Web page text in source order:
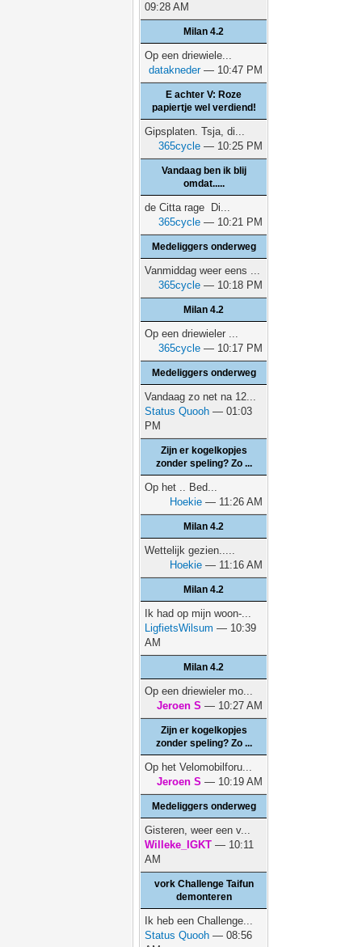
09:28 AM
Milan 4.2
Op een driewiele...
datakneder— 10:47 PM
E achter V: Roze
papiertje wel verdiend!
Gipsplaten. Tsja, di...
365cycle — 10:25 PM
Vandaag ben ik blij
omdat.....
de Citta rage Di...
365cycle — 10:21 PM
Medeliggers onderweg
Vanmiddag weer eens ...
365cycle — 10:18 PM
Milan 4.2
Op een driewieler ...
365cycle — 10:17 PM
Medeliggers onderweg
Vandaag zo net na 12...
Status Quooh — 01:03
PM
Zijn er kogelkopjes
zonder speling? Zo ...
Op het .. Bed...
Hoekie — 11:26 AM
Milan 4.2
Wettelijk gezien.....
Hoekie — 11:16 AM
Milan 4.2
Ik had op mijn woon-...
LigfietsWilsum — 10:39
AM
Milan 4.2
Op een driewieler mo...
Jeroen S — 10:27 AM
Zijn er kogelkopjes
zonder speling? Zo ...
Op het Velomobilforu...
Jeroen S — 10:19 AM
Medeliggers onderweg
Gisteren, weer een v...
Willeke_IGKT — 10:11
AM
vork Challenge Taifun
demonteren
Ik heb een Challenge...
Status Quooh — 08:56